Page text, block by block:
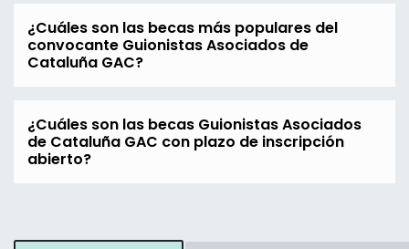
¿Cuáles son las becas más populares del
convocante Guionistas Asociados de
Cataluña GAC?
¿Cuáles son las becas Guionistas Asociados
de Cataluña GAC con plazo de inscripción
abierto?